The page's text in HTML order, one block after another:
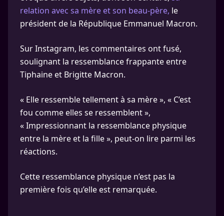
relation avec sa mère et son beau-père, le
président de la République Emmanuel Macron.
Sur Instagram, les commentaires ont fusé,
soulignant la ressemblance frappante entre
Tiphaine et Brigitte Macron.
« Elle ressemble tellement à sa mère », « C’est
fou comme elles se ressemblent »,
« Impressionnant la ressemblance physique
entre la mère et la fille », peut-on lire parmi les
réactions.
Cette ressemblance physique n’est pas la
première fois qu’elle est remarquée.